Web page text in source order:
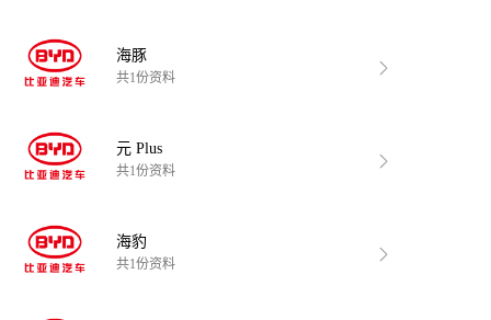
海豚
共1份资料
元 Plus
共1份资料
海豹
共1份资料